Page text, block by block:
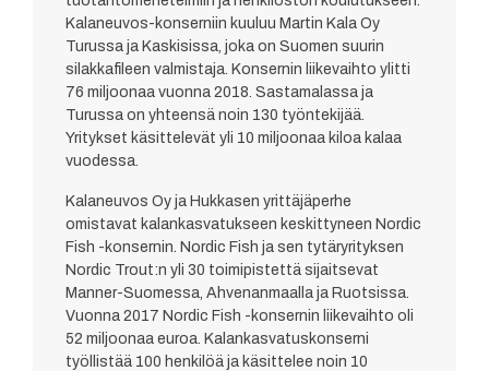
Kalaneuvos-konserniin kuuluu Martin Kala Oy
Turussa ja Kaskisissa, joka on Suomen suurin
silakkafileen valmistaja. Konsernin liikevaihto ylitti
76 miljoonaa vuonna 2018. Sastamalassa ja
Turussa on yhteensä noin 130 työntekijää.
Yritykset käsittelevät yli 10 miljoonaa kiloa kalaa
vuodessa.
Kalaneuvos Oy ja Hukkasen yrittäjäperhe
omistavat kalankasvatukseen keskittyneen Nordic
Fish -konsernin. Nordic Fish ja sen tytäryrityksen
Nordic Trout:n yli 30 toimipistettä sijaitsevat
Manner-Suomessa, Ahvenanmaalla ja Ruotsissa.
Vuonna 2017 Nordic Fish -konsernin liikevaihto oli
52 miljoonaa euroa. Kalankasvatuskonserni
työllistää 100 henkilöä ja käsittelee noin 10